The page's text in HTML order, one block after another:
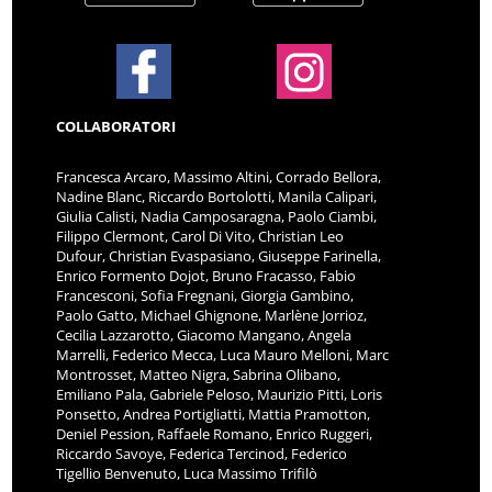
COLLABORATORI
Francesca Arcaro, Massimo Altini, Corrado Bellora,
Nadine Blanc, Riccardo Bortolotti, Manila Calipari,
Giulia Calisti, Nadia Camposaragna, Paolo Ciambi,
Filippo Clermont, Carol Di Vito, Christian Leo
Dufour, Christian Evaspasiano, Giuseppe Farinella,
Enrico Formento Dojot, Bruno Fracasso, Fabio
Francesconi, Sofia Fregnani, Giorgia Gambino,
Paolo Gatto, Michael Ghignone, Marlène Jorrioz,
Cecilia Lazzarotto, Giacomo Mangano, Angela
Marrelli, Federico Mecca, Luca Mauro Melloni, Marc
Montrosset, Matteo Nigra, Sabrina Olibano,
Emiliano Pala, Gabriele Peloso, Maurizio Pitti, Loris
Ponsetto, Andrea Portigliatti, Mattia Pramotton,
Deniel Pession, Raffaele Romano, Enrico Ruggeri,
Riccardo Savoye, Federica Tercinod, Federico
Tigellio Benvenuto, Luca Massimo Trifilò